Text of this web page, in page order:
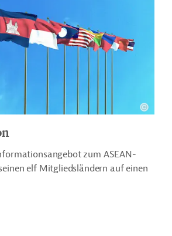
zum ASEAN-
elf Mitgliedsländern auf einen